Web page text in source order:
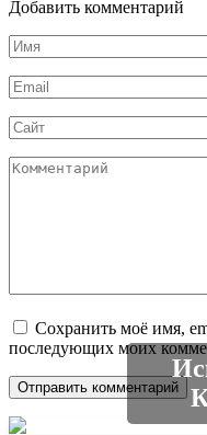
Добавить комментарий
Имя
*
Email
*
Сайт
Комментарий
Сохранить моё имя,
последующих моих